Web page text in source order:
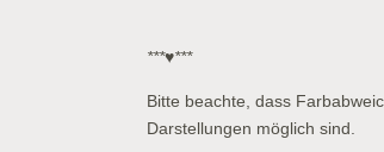
***♥***
Bitte beachte, dass
Darstellungen möglich sind.